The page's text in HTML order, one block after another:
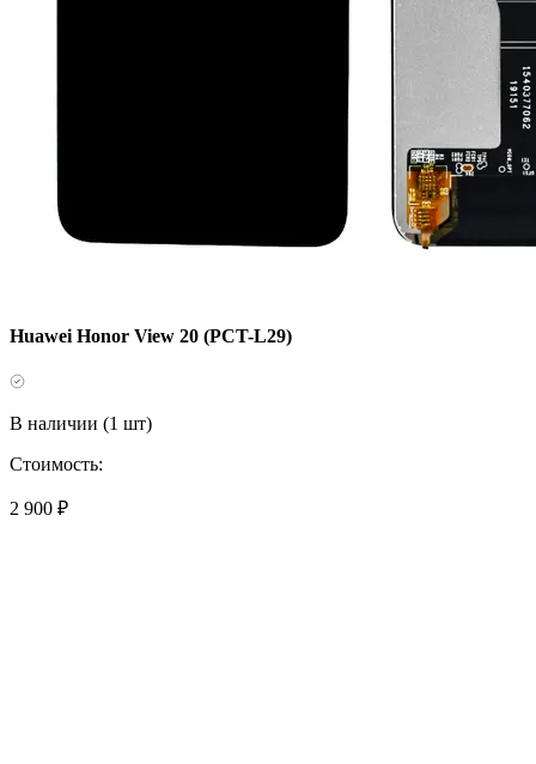
Huawei Honor View 20 (PCT-L29)
В наличии (1 шт)
Стоимость:
2 900 ₽